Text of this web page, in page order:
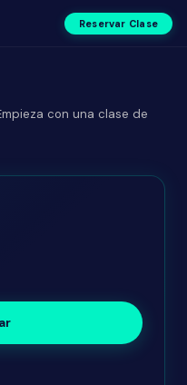
Reservar Clase
con una clase de